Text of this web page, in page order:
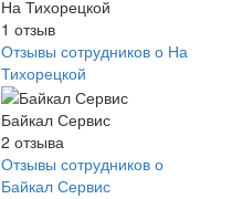
На Тихорецкой
1 отзыв
Отзывы сотрудников о На
Тихорецкой
Байкал Сервис
2 отзыва
Отзывы сотрудников о
Байкал Сервис